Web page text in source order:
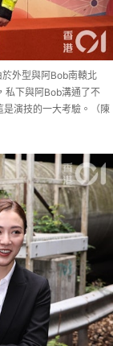
外型與阿Bob南轅北
私下與阿Bob溝通了不
演技的一大考驗。（陳